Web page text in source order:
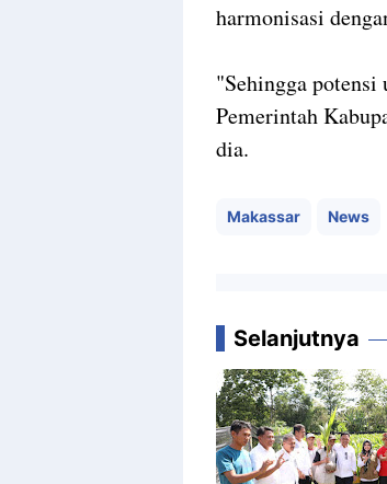
harmonisasi
"Sehingga
Pemerintah
dia.
Makassar News
Selanjutnya